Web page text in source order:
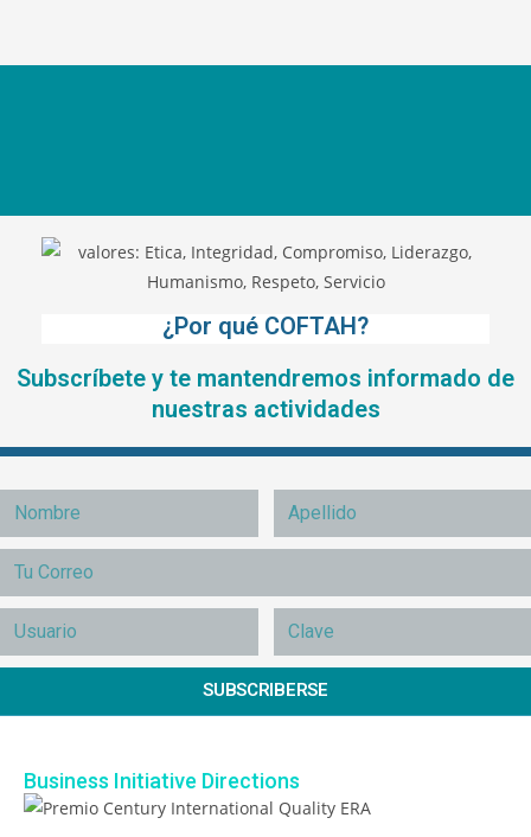
¿Por qué COFTAH?
Subscríbete y te mantendremos informado de
nuestras actividades
SUBSCRIBERSE
Business Initiative Directions